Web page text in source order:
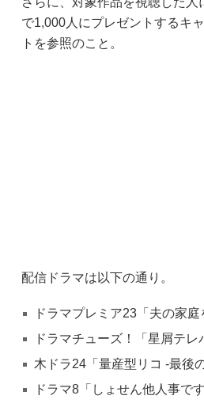
で1,000人にプレゼントするキ
トを参照のこと。
配信ドラマは以下の通り。
ドラマプレミア23「夫の家
ドラマチューズ！「星屑テレ
木ドラ24「量産型リコ -最後
ドラマ8「しょせん他人事で